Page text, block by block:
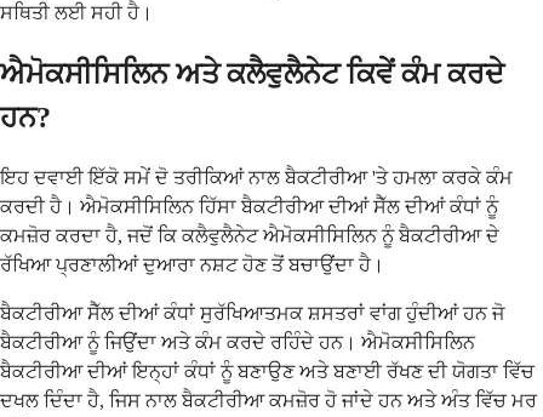
ਸਥਿਤੀ ਲਈ ਸਹੀ ਹੈ।
ਐਮੋਕਸੀਸਿਲਿਨ ਅਤੇ ਕਲੈਵੁਲੈਨੇਟ ਕਿਵੇਂ ਕੰਮ ਕਰਦੇ
ਹਨ?
ਇਹ ਦਵਾਈ ਇੱਕੋ ਸਮੇਂ ਦੋ ਤਰੀਕਿਆਂ ਨਾਲ ਬੈਕਟੀਰੀਆ 'ਤੇ ਹਮਲਾ ਕਰਕੇ ਕੰਮ
ਕਰਦੀ ਹੈ। ਐਮੋਕਸੀਸਿਲਿਨ ਹਿੱਸਾ ਬੈਕਟੀਰੀਆ ਦੀਆਂ ਸੈੱਲ ਦੀਆਂ ਕੰਧਾਂ ਨੂੰ
ਕਮਜ਼ੋਰ ਕਰਦਾ ਹੈ, ਜਦੋਂ ਕਿ ਕਲੈਵੁਲੈਨੇਟ ਐਮੋਕਸੀਸਿਲਿਨ ਨੂੰ ਬੈਕਟੀਰੀਆ ਦੇ
ਰੱਖਿਆ ਪ੍ਰਣਾਲੀਆਂ ਦੁਆਰਾ ਨਸ਼ਟ ਹੋਣ ਤੋਂ ਬਚਾਉਂਦਾ ਹੈ।
ਬੈਕਟੀਰੀਆ ਸੈੱਲ ਦੀਆਂ ਕੰਧਾਂ ਸੁਰੱਖਿਆਤਮਕ ਸ਼ਸਤਰਾਂ ਵਾਂਗ ਹੁੰਦੀਆਂ ਹਨ ਜੋ
ਬੈਕਟੀਰੀਆ ਨੂੰ ਜਿਉਂਦਾ ਅਤੇ ਕੰਮ ਕਰਦੇ ਰਹਿੰਦੇ ਹਨ। ਐਮੋਕਸੀਸਿਲਿਨ
ਬੈਕਟੀਰੀਆ ਦੀਆਂ ਇਨ੍ਹਾਂ ਕੰਧਾਂ ਨੂੰ ਬਣਾਉਣ ਅਤੇ ਬਣਾਈ ਰੱਖਣ ਦੀ ਯੋਗਤਾ ਵਿੱਚ
ਦਖਲ ਦਿੰਦਾ ਹੈ, ਜਿਸ ਨਾਲ ਬੈਕਟੀਰੀਆ ਕਮਜ਼ੋਰ ਹੋ ਜਾਂਦੇ ਹਨ ਅਤੇ ਅੰਤ ਵਿੱਚ ਮਰ